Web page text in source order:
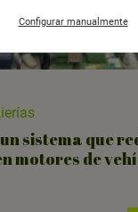
sistema que
motores de
Configurar manualmente